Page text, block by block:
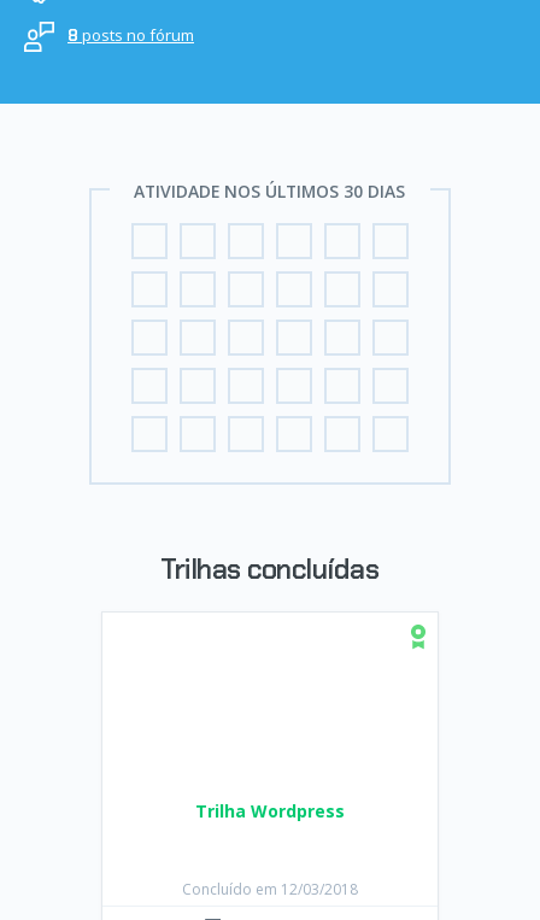
8 posts no fórum
ATIVIDADE NOS ÚLTIMOS 30 DIAS
Trilhas concluídas
Trilha Wordpress
Concluído em 12/03/2018